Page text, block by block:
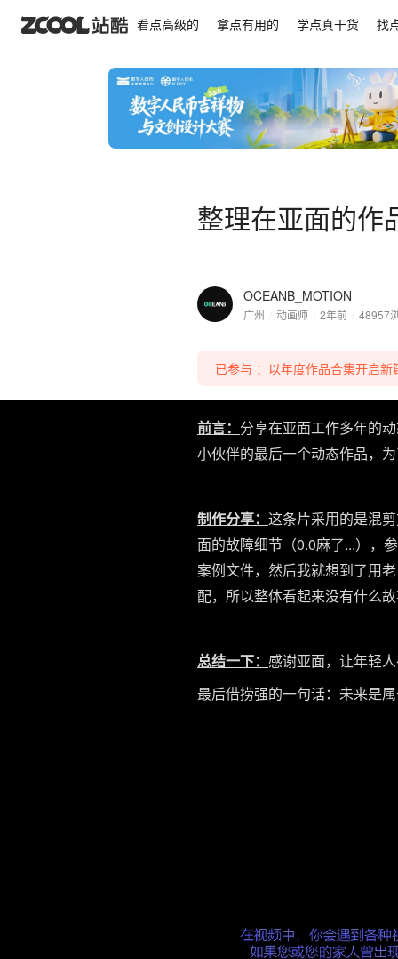
看点高级的 拿点有用的 学点真干货 找
整理在亚面的作
OCEANB_MOTION
广州 动画师 2年前 48957
整理在亚面的作品集 <亚面作品集-part 2 | 2022-
已参与 ：以年度作品合集开启
前言： 分享在亚面工作多年的
小伙伴的最后一个动态作品，
制作分享： 这条片采用的是混
面的故障细节（0.0麻了...），
案例文件，然后我就想到了用
配，所以整体看起来没有什么
总结一下： 感谢亚面，让年轻
最后借捞强的一句话：未来是